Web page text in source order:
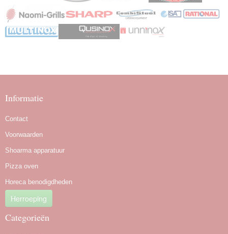
Informatie
Contact
Voorwaarden
Shoarma apparatuur
Pizza oven
Horeca benodigdheden
Herroeping
Categorieën